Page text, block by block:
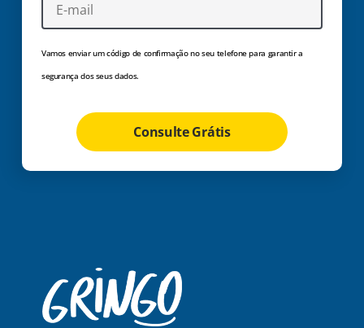
Vamos enviar um código de confirmação no seu telefone para garantir a
segurança dos seus dados.
Consulte Grátis